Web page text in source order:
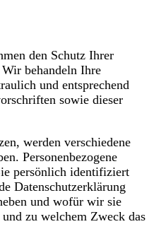
den Schutz Ihrer
behandeln Ihre
und entsprechend
sowie dieser
werden verschiedene
Personenbezogene
persönlich identifiziert
Datenschutzerklärung
und wofür wir sie
zu welchem Zweck das